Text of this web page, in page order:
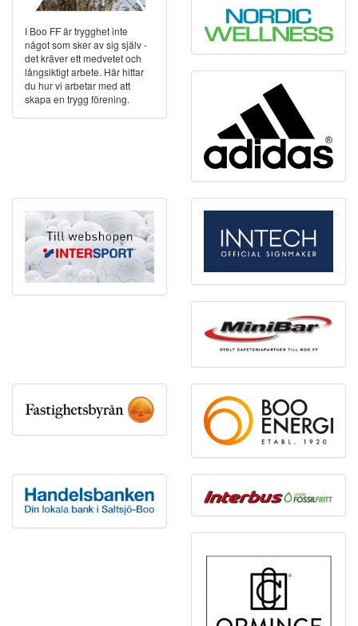
I Boo FF är trygghet inte
något som sker av sig själv -
det kräver ett medvetet och
långsiktigt arbete. Här hittar
du hur vi arbetar med att
skapa en trygg förening.